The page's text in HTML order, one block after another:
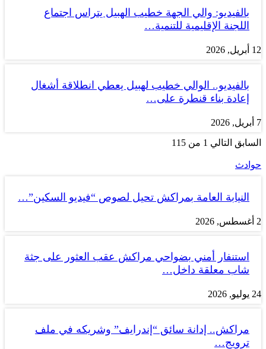
بالفيديو: والي الجهة خطيب الهبيل يتراس اجتماع
اللجنة الإقليمية للتنمية…
12 أبريل, 2026
بالفيديو.. الوالي خطيب لهبيل يعطي انطلاقة أشغال
إعادة بناء قنطرة على…
7 أبريل, 2026
السابق التالي 1 من 115
حوادث
النيابة العامة بمراكش تحيل لصوص “فيديو السكين”…
2 أغسطس, 2026
استنفار أمني بضواحي مراكش عقب العثور على جثة
شاب معلقة داخل…
24 يوليو, 2026
مراكش.. إدانة سائق “إندرايف” وشريكه في ملف
ترويج…